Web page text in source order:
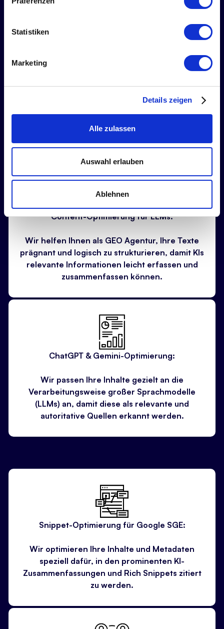
Statistiken
Marketing
Details zeigen
Alle zulassen
Auswahl erlauben
Ablehnen
Semantische SEO & Entity-Building:
Wir stärken das thematische Verständnis und
den Kontext Ihrer Website, indem wir digitale
Informationsknotenpunkte wahrgenommen
Content-Optimierung für LLMs:
Wir helfen Ihnen als GEO Agentur, Ihre Texte
prägnant und logisch zu strukturieren, damit KIs
relevante Informationen leicht erfassen und
zusammenfassen können.
ChatGPT & Gemini-Optimierung:
Wir passen Ihre Inhalte gezielt an die
Verarbeitungsweise großer Sprachmodelle
(LLMs) an, damit diese als relevante und
autoritative Quellen erkannt werden.
Snippet-Optimierung für Google SGE:
Wir optimieren Ihre Inhalte und Metadaten
speziell dafür, in den prominenten KI-
Zusammenfassungen und Rich Snippets zitiert
zu werden.